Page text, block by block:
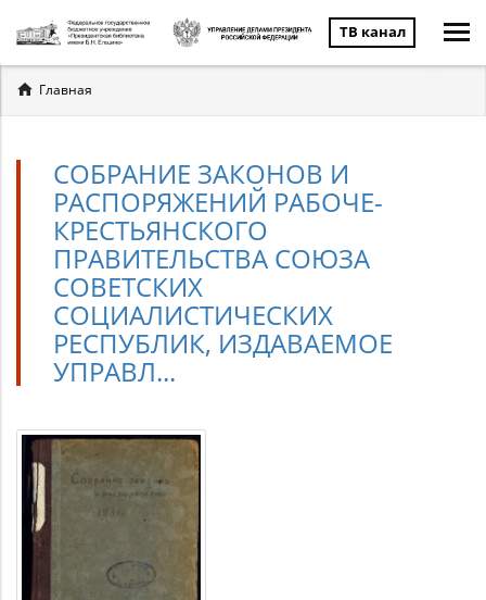
ТВ канал
Вы
здесь
Главная
СОБРАНИЕ ЗАКОНОВ И
РАСПОРЯЖЕНИЙ РАБОЧЕ-
КРЕСТЬЯНСКОГО
ПРАВИТЕЛЬСТВА СОЮЗА
СОВЕТСКИХ
СОЦИАЛИСТИЧЕСКИХ
РЕСПУБЛИК, ИЗДАВАЕМОЕ
УПРАВЛ...